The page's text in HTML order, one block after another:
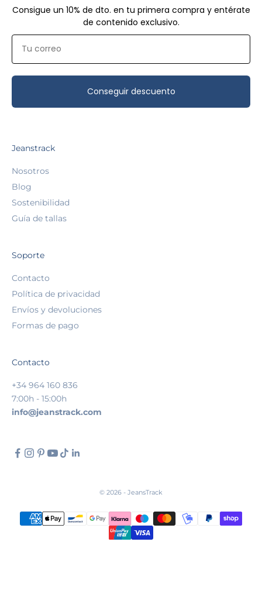
Consigue un 10% de dto. en tu primera compra y entérate
de contenido exclusivo.
Email
Conseguir descuento
Jeanstrack
Nosotros
Blog
Sostenibilidad
Guía de tallas
Soporte
Contacto
Política de privacidad
Envíos y devoluciones
Formas de pago
Contacto
+34 964 160 836
7:00h - 15:00h
info@jeanstrack.com
© 2026 - JeansTrack